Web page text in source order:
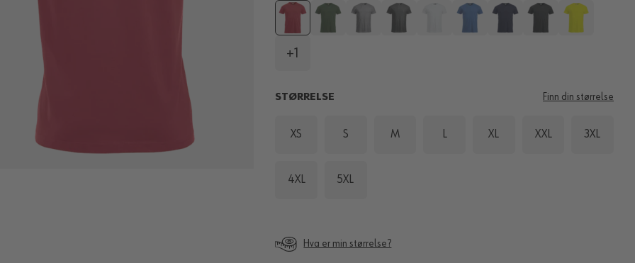
+1
STØRRELSE Finn din størrelse
XS S M L XL XXL 3XL
4XL 5XL
Hva er min størrelse?